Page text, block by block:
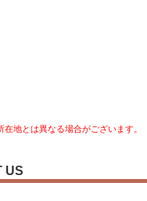
地とは異なる場合がございます。
US